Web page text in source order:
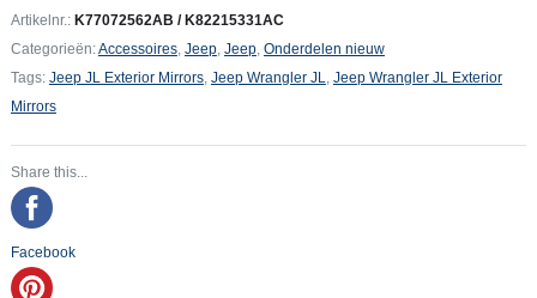
Exterior
Mirrors
aantal
Artikelnr.: K77072562AB / K82215331AC
Categorieën:Accessoires, Jeep, Jeep, Onderdelen nieuw
Tags: Jeep JL Exterior Mirrors, Jeep Wrangler JL, Jeep Wrangler JL Exterior
Mirrors
Share this...
Facebook